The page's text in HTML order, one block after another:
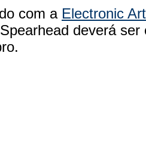
com a Electronic
deverá